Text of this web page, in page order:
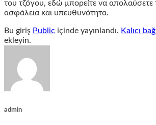
του τζόγου, εδώ μπορείτε να απολαύσετε
ασφάλεια και υπευθυνότητα.
Bu giriş Public içinde yayınlandı. Kalıcı
ekleyin.
admin